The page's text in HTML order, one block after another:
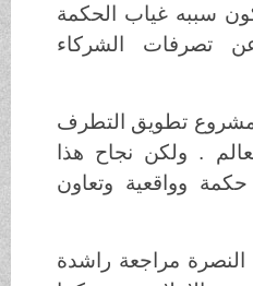
سببه غياب الحكمة
تصرفات الشركاء
تطويق التطرف
. ولكن نجاح هذا
وواقعية وتعاون
مراجعة راشدة